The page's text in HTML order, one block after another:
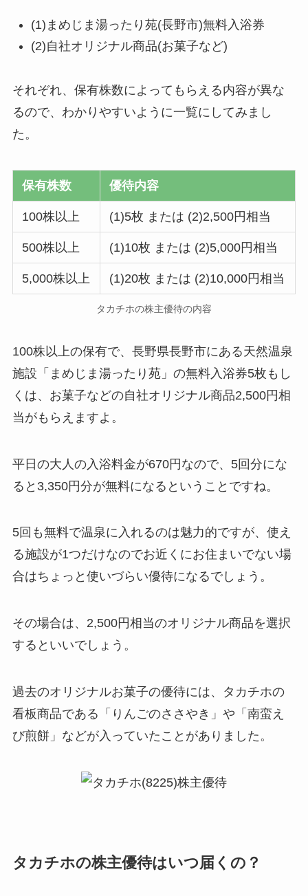
(1)まめじま湯ったり苑(長野市)無料入浴券
(2)自社オリジナル商品(お菓子など)
それぞれ、保有株数によってもらえる内容が異な
るので、わかりやすいように一覧にしてみまし
た。
保有株数 優待内容
100株以上 (1)5枚 または (2)2,500円相当
500株以上 (1)10枚 または (2)5,000円相当
5,000株以上 (1)20枚 または (2)10,000円相当
タカチホの株主優待の内容
100株以上の保有で、長野県長野市にある天然温泉
施設「まめじま湯ったり苑」の無料入浴券5枚もし
くは、お菓子などの自社オリジナル商品2,500円相
当がもらえますよ。
平日の大人の入浴料金が670円なので、5回分にな
ると3,350円分が無料になるということですね。
5回も無料で温泉に入れるのは魅力的ですが、使え
る施設が1つだけなのでお近くにお住まいでない場
合はちょっと使いづらい優待になるでしょう。
その場合は、2,500円相当のオリジナル商品を選択
するといいでしょう。
過去のオリジナルお菓子の優待には、タカチホの
看板商品である「りんごのささやき」や「南蛮え
び煎餅」などが入っていたことがありました。
タカチホの株主優待はいつ届くの？